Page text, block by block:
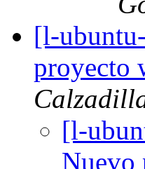
[l-
proyecto
[l-
Nuevo